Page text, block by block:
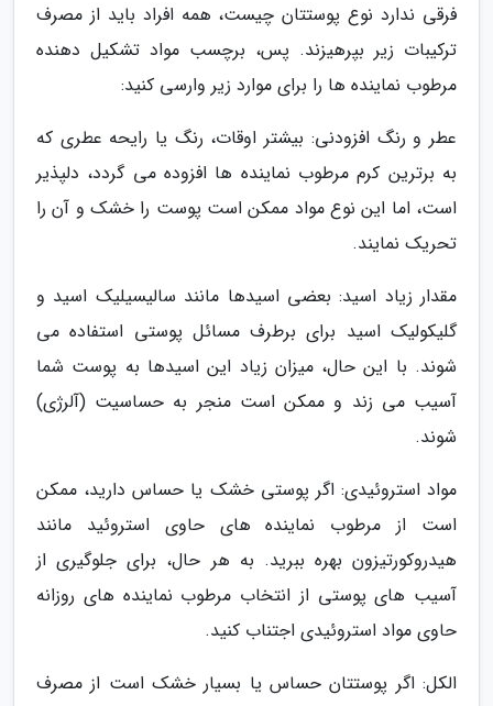
فرقی ندارد نوع پوستتان چیست، همه افراد باید از مصرف
ترکیبات زیر بپرهیزند. پس، برچسب مواد تشکیل دهنده
مرطوب نماینده ها را برای موارد زیر وارسی کنید:
عطر و رنگ افزودنی: بیشتر اوقات، رنگ یا رایحه عطری که
به برترین کرم مرطوب نماینده ها افزوده می گردد، دلپذیر
است، اما این نوع مواد ممکن است پوست را خشک و آن را
تحریک نمایند.
مقدار زیاد اسید: بعضی اسیدها مانند سالیسیلیک اسید و
گلیکولیک اسید برای برطرف مسائل پوستی استفاده می
شوند. با این حال، میزان زیاد این اسیدها به پوست شما
آسیب می زند و ممکن است منجر به حساسیت (آلرژی)
شوند.
مواد استروئیدی: اگر پوستی خشک یا حساس دارید، ممکن
است از مرطوب نماینده های حاوی استروئید مانند
هیدروکورتیزون بهره ببرید. به هر حال، برای جلوگیری از
آسیب های پوستی از انتخاب مرطوب نماینده های روزانه
حاوی مواد استروئیدی اجتناب کنید.
الکل: اگر پوستتان حساس یا بسیار خشک است از مصرف